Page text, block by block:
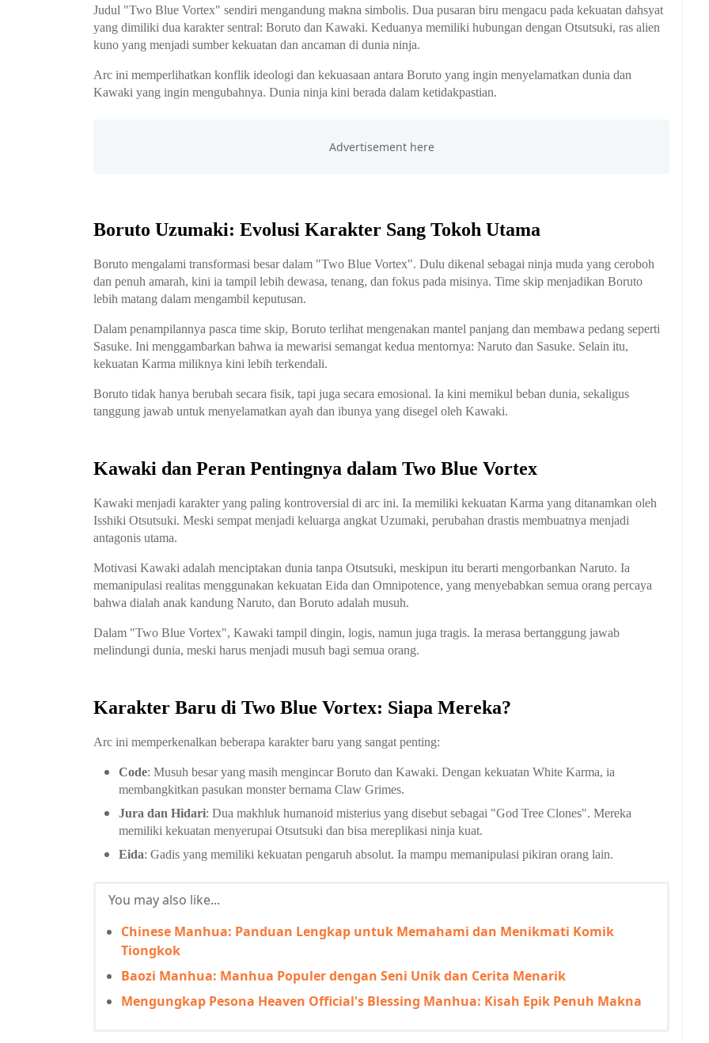
Judul "Two Blue Vortex" sendiri mengandung makna simbolis. Dua pusaran biru mengacu pada kekuatan dahsyat
yang dimiliki dua karakter sentral: Boruto dan Kawaki. Keduanya memiliki hubungan dengan Otsutsuki, ras alien
kuno yang menjadi sumber kekuatan dan ancaman di dunia ninja.
Arc ini memperlihatkan konflik ideologi dan kekuasaan antara Boruto yang ingin menyelamatkan dunia dan
Kawaki yang ingin mengubahnya. Dunia ninja kini berada dalam ketidakpastian.
Boruto Uzumaki: Evolusi Karakter Sang Tokoh Utama
Boruto mengalami transformasi besar dalam "Two Blue Vortex". Dulu dikenal sebagai ninja muda yang ceroboh
dan penuh amarah, kini ia tampil lebih dewasa, tenang, dan fokus pada misinya. Time skip menjadikan Boruto
lebih matang dalam mengambil keputusan.
Dalam penampilannya pasca time skip, Boruto terlihat mengenakan mantel panjang dan membawa pedang seperti
Sasuke. Ini menggambarkan bahwa ia mewarisi semangat kedua mentornya: Naruto dan Sasuke. Selain itu,
kekuatan Karma miliknya kini lebih terkendali.
Boruto tidak hanya berubah secara fisik, tapi juga secara emosional. Ia kini memikul beban dunia, sekaligus
tanggung jawab untuk menyelamatkan ayah dan ibunya yang disegel oleh Kawaki.
Kawaki dan Peran Pentingnya dalam Two Blue Vortex
Kawaki menjadi karakter yang paling kontroversial di arc ini. Ia memiliki kekuatan Karma yang ditanamkan oleh
Isshiki Otsutsuki. Meski sempat menjadi keluarga angkat Uzumaki, perubahan drastis membuatnya menjadi
antagonis utama.
Motivasi Kawaki adalah menciptakan dunia tanpa Otsutsuki, meskipun itu berarti mengorbankan Naruto. Ia
memanipulasi realitas menggunakan kekuatan Eida dan Omnipotence, yang menyebabkan semua orang percaya
bahwa dialah anak kandung Naruto, dan Boruto adalah musuh.
Dalam "Two Blue Vortex", Kawaki tampil dingin, logis, namun juga tragis. Ia merasa bertanggung jawab
melindungi dunia, meski harus menjadi musuh bagi semua orang.
Karakter Baru di Two Blue Vortex: Siapa Mereka?
Arc ini memperkenalkan beberapa karakter baru yang sangat penting:
Code: Musuh besar yang masih mengincar Boruto dan Kawaki. Dengan kekuatan White Karma, ia
membangkitkan pasukan monster bernama Claw Grimes.
Jura dan Hidari: Dua makhluk humanoid misterius yang disebut sebagai "God Tree Clones". Mereka
memiliki kekuatan menyerupai Otsutsuki dan bisa mereplikasi ninja kuat.
Eida: Gadis yang memiliki kekuatan pengaruh absolut. Ia mampu memanipulasi pikiran orang lain.
You may also like...
Chinese Manhua: Panduan Lengkap untuk Memahami dan Menikmati Komik
Tiongkok
Baozi Manhua: Manhua Populer dengan Seni Unik dan Cerita Menarik
Mengungkap Pesona Heaven Official's Blessing Manhua: Kisah Epik Penuh Makna